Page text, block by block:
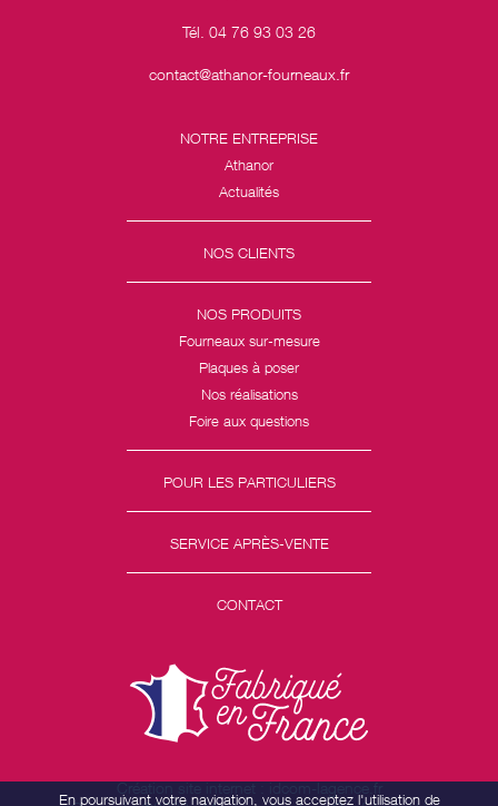
Tél. 04 76 93 03 26
contact@athanor-fourneaux.fr
NOTRE ENTREPRISE
Athanor
Actualités
NOS CLIENTS
NOS PRODUITS
Fourneaux sur-mesure
Plaques à poser
Nos réalisations
Foire aux questions
POUR LES PARTICULIERS
SERVICE APRÈS-VENTE
CONTACT
Création site internet : idcom-lagence.fr
En poursuivant votre navigation, vous acceptez l'utilisation de